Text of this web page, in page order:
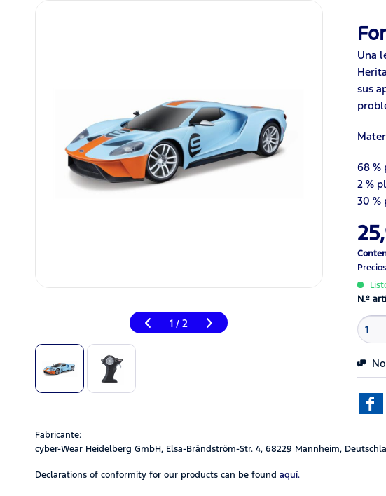
1 / 2
Una
sus
68 %
2 %
30 %
N.º
Fabricante:
cyber-Wear Heidelberg GmbH, Elsa-Brändström-Str. 4, 68229 Mannheim,
Declarations of conformity for our products can be found aquí.